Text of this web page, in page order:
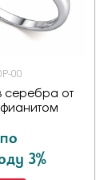
00
серебра от
3%
с условиями